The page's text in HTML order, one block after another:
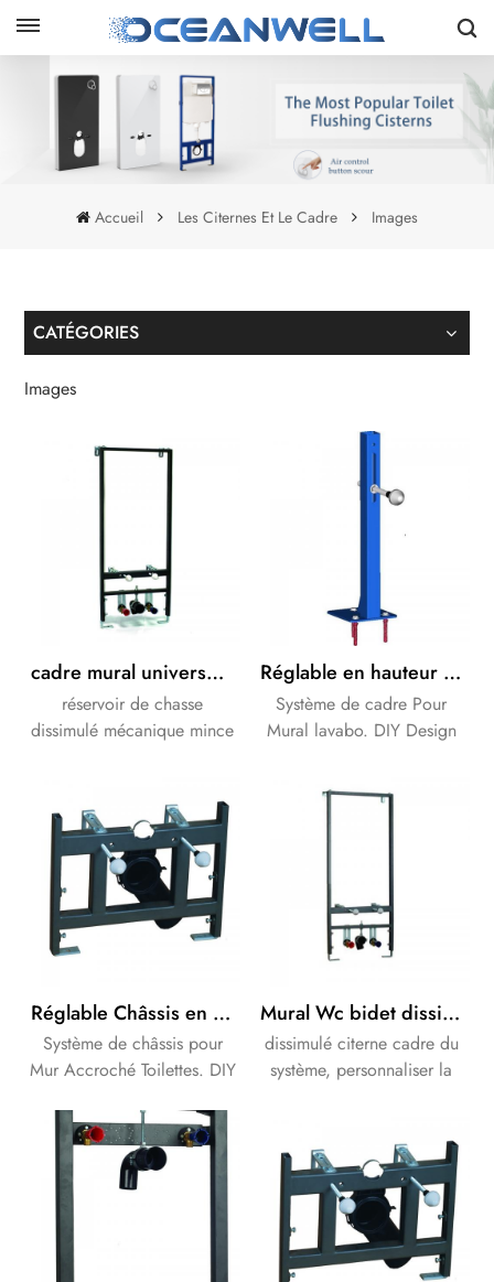
Accueil Les Citernes Et Le Cadre Images
CATÉGORIES
Images
cadre mural universel pour réservoir encastré
réservoir de chasse
dissimulé mécanique mince
Réglable en hauteur en acier inoxydable lavabo Cadre Pour Mural lavabo
Système de cadre Pour
Mural lavabo. DIY Design
Réglable Châssis en Acier Inoxydable pour Mural Wc
Système de châssis pour
Mur Accroché Toilettes. DIY
Mural Wc bidet dissimulé citerne cadre pour la salle de bains
dissimulé citerne cadre du
système, personnaliser la